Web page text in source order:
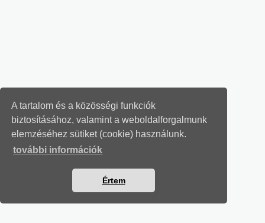
A tartalom és a közösségi funkciók
biztosításához, valamint a weboldalforgalmunk
elemzéséhez sütiket (cookie) használunk.
további információk
Értem